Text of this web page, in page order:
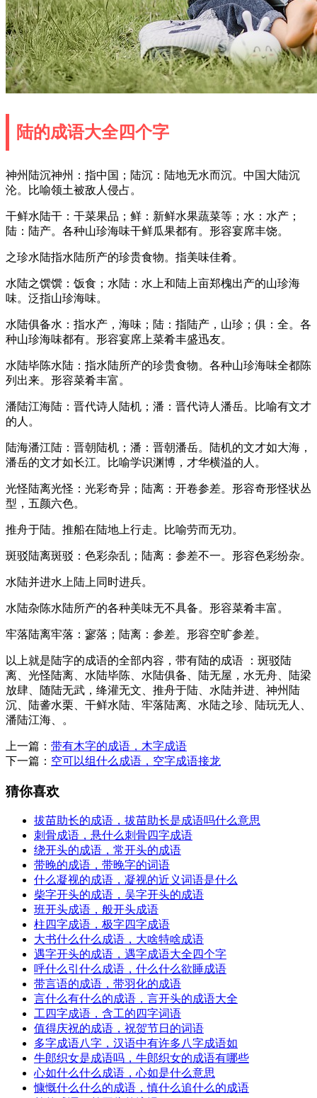
陆的成语大全四个字
神州陆沉神州：指中国；陆沉：陆地无水而沉。中国大陆沉
沦。比喻领土被敌人侵占。
干鲜水陆干：干菜果品；鲜：新鲜水果蔬菜等；水：水产；
陆：陆产。各种山珍海味干鲜瓜果都有。形容宴席丰饶。
之珍水陆指水陆所产的珍贵食物。指美味佳肴。
水陆之馔馔：饭食；水陆：水上和陆上亩郑槐出产的山珍海
味。泛指山珍海味。
水陆俱备水：指水产，海味；陆：指陆产，山珍；俱：全。各
种山珍海味都有。形容宴席上菜肴丰盛迅友。
水陆毕陈水陆：指水陆所产的珍贵食物。各种山珍海味全都陈
列出来。形容菜肴丰富。
潘陆江海陆：晋代诗人陆机；潘：晋代诗人潘岳。比喻有文才
的人。
陆海潘江陆：晋朝陆机；潘：晋朝潘岳。陆机的文才如大海，
潘岳的文才如长江。比喻学识渊博，才华横溢的人。
光怪陆离光怪：光彩奇异；陆离：开卷参差。形容奇形怪状丛
型，五颜六色。
推舟于陆。推船在陆地上行走。比喻劳而无功。
斑驳陆离斑驳：色彩杂乱；陆离：参差不一。形容色彩纷杂。
水陆并进水上陆上同时进兵。
水陆杂陈水陆所产的各种美味无不具备。形容菜肴丰富。
牢落陆离牢落：寥落；陆离：参差。形容空旷参差。
以上就是陆字的成语的全部内容，带有陆的成语 ：斑驳陆
离、光怪陆离、水陆毕陈、水陆俱备、陆无屋，水无舟、陆梁
放肆、随陆无武，绛灌无文、推舟于陆、水陆并进、神州陆
沉、陆詟水栗、干鲜水陆、牢落陆离、水陆之珍、陆玩无人、
潘陆江海、。
上一篇： 带有木字的成语，木字成语
下一篇： 空可以组什么成语，空字成语接龙
猜你喜欢
拔苗助长的成语，拔苗助长是成语吗什么意思
刺骨成语，悬什么刺骨四字成语
绕开头的成语，常开头的成语
带晚的成语，带晚字的词语
什么凝视的成语，凝视的近义词语是什么
柴字开头的成语，吴字开头的成语
班开头成语，般开头成语
柱四字成语，极字四字成语
大书什么什么成语，大啥特啥成语
遇字开头的成语，遇字成语大全四个字
呼什么引什么成语，什么什么欲睡成语
带言语的成语，带羽化的成语
言什么有什么的成语，言开头的成语大全
工四字成语，含工的四字词语
值得庆祝的成语，祝贺节日的词语
多字成语八字，汉语中有许多八字成语如
牛郎织女是成语吗，牛郎织女的成语有哪些
心如什么什么成语，心如是什么意思
慷慨什么什么的成语，慎什么追什么的成语